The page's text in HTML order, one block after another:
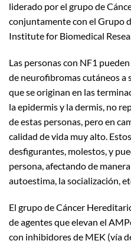
liderado por el grupo de
conjuntamente con el Grupo
Institute for Biomedical
Las personas con NF1
de neurofibromas cutáneos a
que se originan en las
la epidermis y la dermis, no
de estas personas, pero en
calidad de vida muy alto.
desfigurantes, molestos, y
persona, afectando de
autoestima, la socialización,
El grupo de Cáncer
de agentes que elevan el
con inhibidores de MEK (vía